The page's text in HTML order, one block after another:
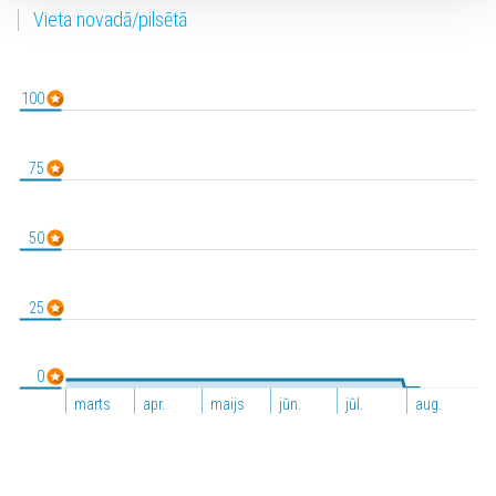
Vieta novadā/pilsētā
marts apr. maijs jūn. jūl. aug.
0
50
100
25
75